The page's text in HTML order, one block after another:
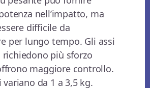
nell’impatto, ma
difficile da
per lungo tempo. Gli assi
più sforzo
maggiore controllo.
da 1 a 3,5 kg.